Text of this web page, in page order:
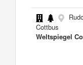
Cottbus
Weltspiegel